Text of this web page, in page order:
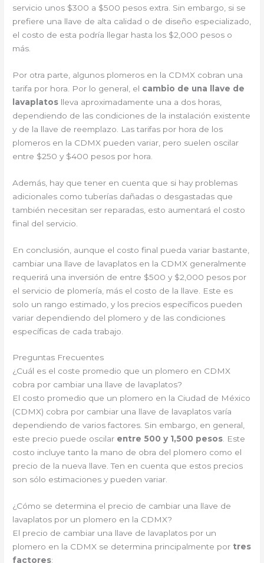
servicio unos $300 a $500 pesos extra. Sin embargo, si se
prefiere una llave de alta calidad o de diseño especializado,
el costo de esta podría llegar hasta los $2,000 pesos o
más.
Por otra parte, algunos plomeros en la CDMX cobran una
tarifa por hora. Por lo general, el cambio de una llave de
lavaplatos lleva aproximadamente una a dos horas,
dependiendo de las condiciones de la instalación existente
y de la llave de reemplazo. Las tarifas por hora de los
plomeros en la CDMX pueden variar, pero suelen oscilar
entre $250 y $400 pesos por hora.
Además, hay que tener en cuenta que si hay problemas
adicionales como tuberías dañadas o desgastadas que
también necesitan ser reparadas, esto aumentará el costo
final del servicio.
En conclusión, aunque el costo final pueda variar bastante,
cambiar una llave de lavaplatos en la CDMX generalmente
requerirá una inversión de entre $500 y $2,000 pesos por
el servicio de plomería, más el costo de la llave. Este es
solo un rango estimado, y los precios específicos pueden
variar dependiendo del plomero y de las condiciones
específicas de cada trabajo.
Preguntas Frecuentes
¿Cuál es el coste promedio que un plomero en CDMX
cobra por cambiar una llave de lavaplatos?
El costo promedio que un plomero en la Ciudad de México
(CDMX) cobra por cambiar una llave de lavaplatos varía
dependiendo de varios factores. Sin embargo, en general,
este precio puede oscilar entre 500 y 1,500 pesos. Este
costo incluye tanto la mano de obra del plomero como el
precio de la nueva llave. Ten en cuenta que estos precios
son sólo estimaciones y pueden variar.
¿Cómo se determina el precio de cambiar una llave de
lavaplatos por un plomero en la CDMX?
El precio de cambiar una llave de lavaplatos por un
plomero en la CDMX se determina principalmente por tres
factores: